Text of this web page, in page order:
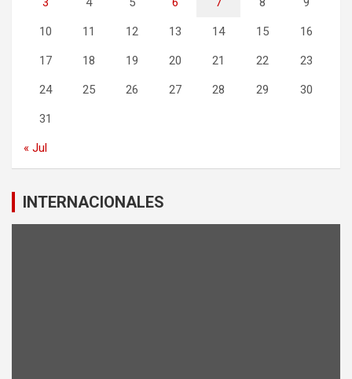
10 11 12 13 14 15 16
17 18 19 20 21 22 23
24 25 26 27 28 29 30
31
« Jul
INTERNACIONALES